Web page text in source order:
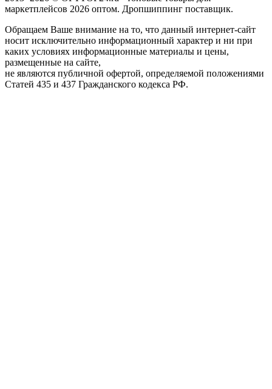
маркетплейсов 2026 оптом. Дропшиппинг поставщик.
Обращаем Ваше внимание на то, что данный интернет-сайт
носит исключительно информационный характер и ни при
каких условиях информационные материалы и цены,
размещенные на сайте,
не являются публичной офертой, определяемой положениями
Статей 435 и 437 Гражданского кодекса РФ.